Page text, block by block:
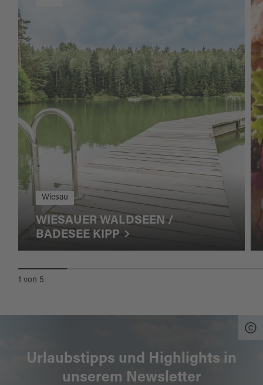
Wiesau
WIESAUER WALDSEEN /
BADESEE KIPP
1 von 5
Urlaubstipps und Highlights in
unserem Newsletter